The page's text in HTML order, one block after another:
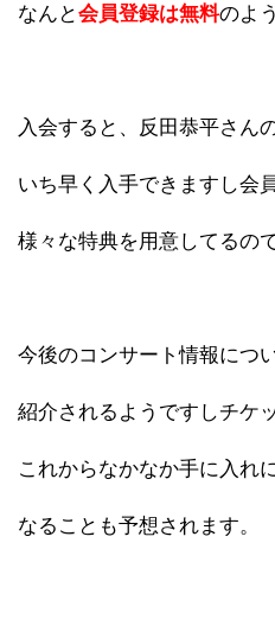
なんと会員登録は無料のよ
入会すると、反田恭平さん
いち早く入手できますし会
様々な特典を用意してるの
今後のコンサート情報につ
紹介されるようですしチケ
これからなかなか手に入れ
なることも予想されます。